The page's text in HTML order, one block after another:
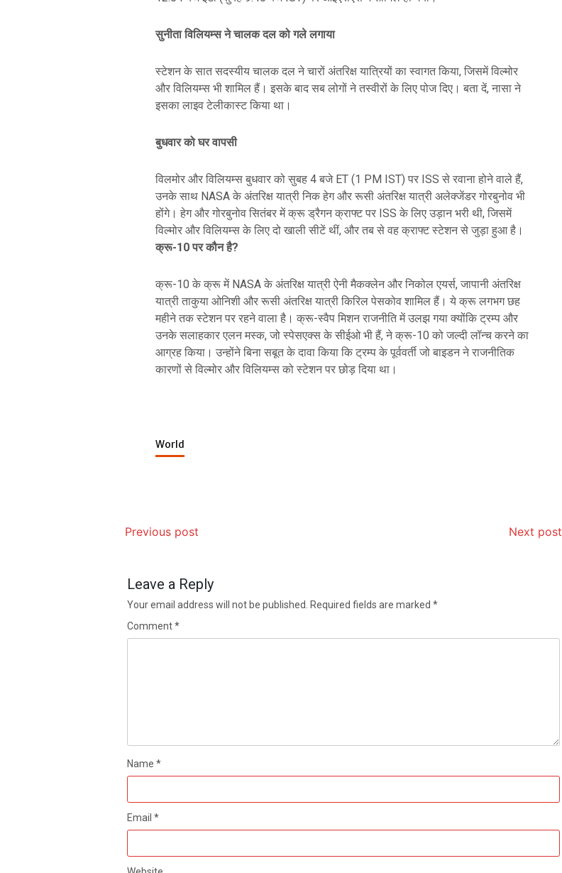
सुनीता विलियम्स ने चालक दल को गले लगाया
स्टेशन के सात सदस्यीय चालक दल ने चारों अंतरिक्ष यात्रियों का स्वागत किया, जिसमें विल्मोर
और विलियम्स भी शामिल हैं। इसके बाद सब लोगों ने तस्वीरों के लिए पोज दिए। बता दें, नासा ने
इसका लाइव टेलीकास्ट किया था।
बुधवार को घर वापसी
विलमोर और विलियम्स बुधवार को सुबह 4 बजे ET (1 PM IST) पर ISS से रवाना होने वाले हैं,
उनके साथ NASA के अंतरिक्ष यात्री निक हेग और रूसी अंतरिक्ष यात्री अलेक्जेंडर गोरबुनोव भी
होंगे। हेग और गोरबुनोव सितंबर में क्रू ड्रैगन क्राफ्ट पर ISS के लिए उड़ान भरी थी, जिसमें
विल्मोर और विलियम्स के लिए दो खाली सीटें थीं, और तब से वह क्राफ्ट स्टेशन से जुड़ा हुआ है।
क्रू-10 पर कौन है?
क्रू-10 के क्रू में NASA के अंतरिक्ष यात्री ऐनी मैकक्लेन और निकोल एयर्स, जापानी अंतरिक्ष
यात्री ताकुया ओनिशी और रूसी अंतरिक्ष यात्री किरिल पेसकोव शामिल हैं। ये क्रू लगभग छह
महीने तक स्टेशन पर रहने वाला है। क्रू-स्वैप मिशन राजनीति में उलझ गया क्योंकि ट्रम्प और
उनके सलाहकार एलन मस्क, जो स्पेसएक्स के सीईओ भी हैं, ने क्रू-10 को जल्दी लॉन्च करने का
आग्रह किया। उन्होंने बिना सबूत के दावा किया कि ट्रम्प के पूर्ववर्ती जो बाइडन ने राजनीतिक
कारणों से विल्मोर और विलियम्स को स्टेशन पर छोड़ दिया था।
World
Previous post Next post
Leave a Reply
Your email address will not be published. Required fields are marked *
Comment*
Name *
Email *